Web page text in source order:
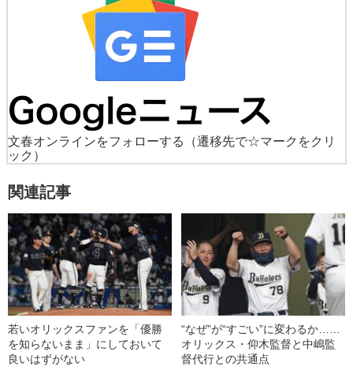
文春オンラインをフォローする
（遷移先で☆マークをクリ
ック）
関連記事
若いオリックスファンを「優勝
を知らないまま」にしておいて
良いはずがない
“なぜ”が“すごい”に変わるか……
オリックス・仰木監督と中嶋監
督代行との共通点